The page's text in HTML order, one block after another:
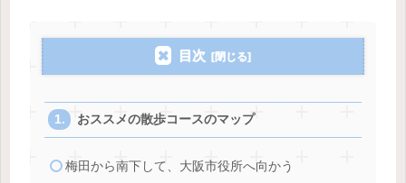
目次
おススメの散歩コースのマップ
梅田から南下して、大阪市役所へ向かう